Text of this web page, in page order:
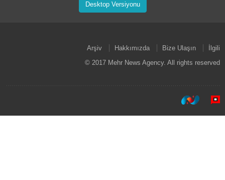
Desktop Versiyonu
Arşiv Hakkımızda Bize Ulaşın
İlgili
© 2017 Mehr News Agency. All rights reserved